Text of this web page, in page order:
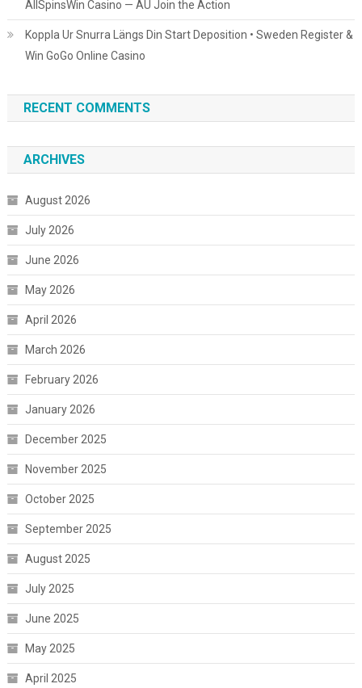
AllSpinsWin Casino — AU Join the Action
Koppla Ur Snurra Längs Din Start Deposition • Sweden Register &
Win GoGo Online Casino
RECENT COMMENTS
ARCHIVES
August 2026
July 2026
June 2026
May 2026
April 2026
March 2026
February 2026
January 2026
December 2025
November 2025
October 2025
September 2025
August 2025
July 2025
June 2025
May 2025
April 2025